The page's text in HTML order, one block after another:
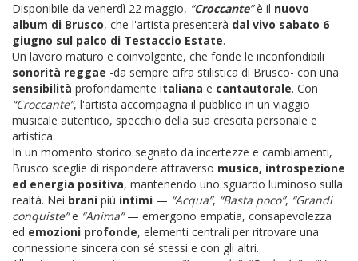
Disponibile da venerdì 22 maggio, “Croccante”è il nuovo
album di Brusco, che l'artista presenterà dal vivo sabato 6
giugno sul palco di Testaccio Estate.
Un lavoro maturo e coinvolgente, che fonde le inconfondibili
sonorità reggae -da sempre cifra stilistica di Brusco- con una
sensibilità profondamente italiana e cantautorale. Con
“Croccante”, l'artista accompagna il pubblico in un viaggio
musicale autentico, specchio della sua crescita personale e
artistica.
In un momento storico segnato da incertezze e cambiamenti,
Brusco sceglie di rispondere attraverso musica, introspezione
ed energia positiva, mantenendo uno sguardo luminoso sulla
realtà. Nei brani più intimi — “Acqua”, “Basta poco”, “Grandi
conquiste”e “Anima”— emergono empatia, consapevolezza
ed emozioni profonde, elementi centrali per ritrovare una
connessione sincera con sé stessi e con gli altri.